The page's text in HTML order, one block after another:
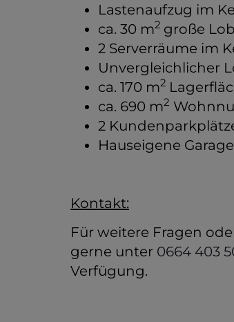
Lastenaufzug im
ca. 30 m2 große
2 Serverräume im
Unvergleichlicher
ca. 170 m2
ca. 690 m2
2
Hauseigene
Kontakt:
Für weitere Fragen
gerne unter 0664 403
Verfügung.